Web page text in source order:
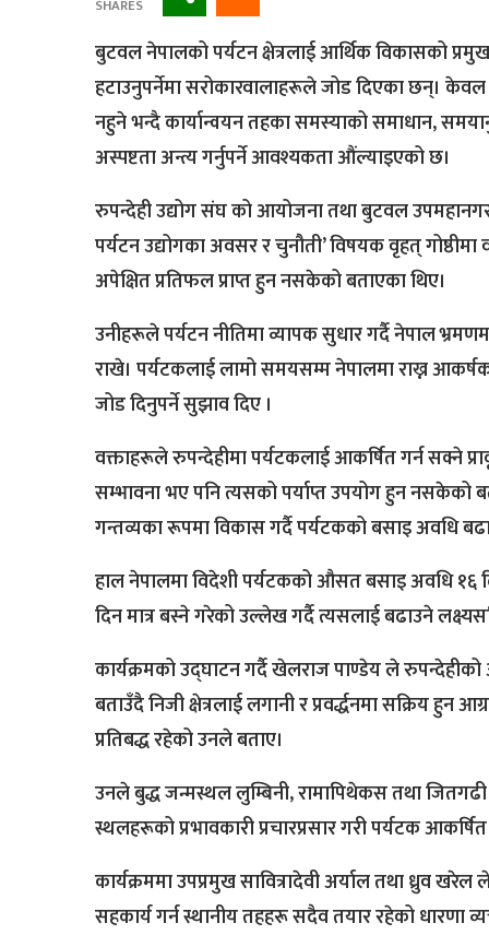
SHARES
बुटवल नेपालको पर्यटन क्षेत्रलाई आर्थिक विकासको
हटाउनुपर्नेमा सरोकारवालाहरूले जोड दिएका छन्। केवल
नहुने भन्दै कार्यान्वयन तहका समस्याको समाधान,
अस्पष्टता अन्त्य गर्नुपर्ने आवश्यकता औंल्याइएको छ।
रुपन्देही उद्योग संघ को आयोजना तथा बुटवल
पर्यटन उद्योगका अवसर र चुनौती’ विषयक वृहत्
अपेक्षित प्रतिफल प्राप्त हुन नसकेको बताएका थिए।
उनीहरूले पर्यटन नीतिमा व्यापक सुधार गर्दै नेपाल
राखे। पर्यटकलाई लामो समयसम्म नेपालमा राख्न आकर्षक
जोड दिनुपर्ने सुझाव दिए ।
वक्ताहरूले रुपन्देहीमा पर्यटकलाई आकर्षित गर्न सक्ने
सम्भावना भए पनि त्यसको पर्याप्त उपयोग हुन नसकेको
गन्तव्यका रूपमा विकास गर्दै पर्यटकको बसाइ अवधि
हाल नेपालमा विदेशी पर्यटकको औसत बसाइ अवधि १६
दिन मात्र बस्ने गरेको उल्लेख गर्दै त्यसलाई बढाउने
कार्यक्रमको उद्घाटन गर्दै खेलराज पाण्डेय ले
बताउँदै निजी क्षेत्रलाई लगानी र प्रवर्द्धनमा सक्रिय हुन
प्रतिबद्ध रहेको उनले बताए।
उनले बुद्ध जन्मस्थल लुम्बिनी, रामापिथेकस तथा
स्थलहरूको प्रभावकारी प्रचारप्रसार गरी पर्यटक आकर्षित
कार्यक्रममा उपप्रमुख सावित्रादेवी अर्याल तथा ध्रुव
सहकार्य गर्न स्थानीय तहहरू सदैव तयार रहेको धारणा